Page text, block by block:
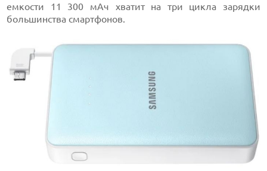
емкости 11 300 мАч хватит на три цикла зарядки
большинства смартфонов.